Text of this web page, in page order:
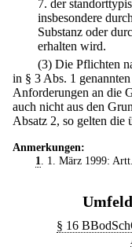
7. der
insbesondere
Substanz oder
erhalten wird.
(3) Die Pflichten
in § 3 Abs. 1
Anforderungen an die
auch nicht aus den
Absatz 2, so gelten die
Anmerkungen:
1. 1. März 1999:
§ 16